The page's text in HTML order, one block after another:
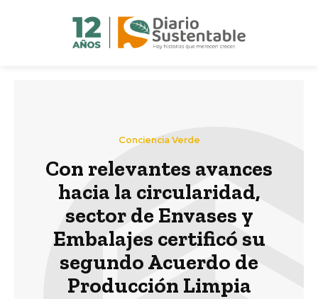
Conciencia Verde
Con relevantes avances
hacia la circularidad,
sector de Envases y
Embalajes certificó su
segundo Acuerdo de
Producción Limpia